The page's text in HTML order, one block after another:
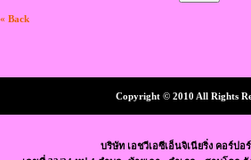
« Back
Copyright © 2010 All Rights
บริษัท เอชวีเอซีเอ็นจิเนียริ่ง คอร์ปอ